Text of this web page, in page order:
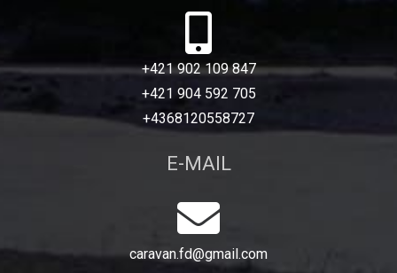
+421 902 109 847
+421 904 592 705
+4368120558727
E-MAIL
caravan.fd@gmail.com